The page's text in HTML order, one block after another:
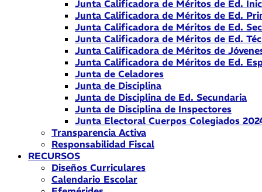
Junta Calificadora de Méritos de Ed.
Junta Calificadora de Méritos de Ed.
Junta Calificadora de Méritos de Ed.
Junta Calificadora de Méritos de Ed.
Junta Calificadora de Méritos de
Junta Calificadora de Méritos de Ed.
Junta de Celadores
Junta de Disciplina
Junta de Disciplina de Ed. Secundaria
Junta de Disciplina de Inspectores
Junta Electoral Cuerpos Colegiados
Transparencia Activa
Responsabilidad Fiscal
RECURSOS
Diseños Curriculares
Calendario Escolar